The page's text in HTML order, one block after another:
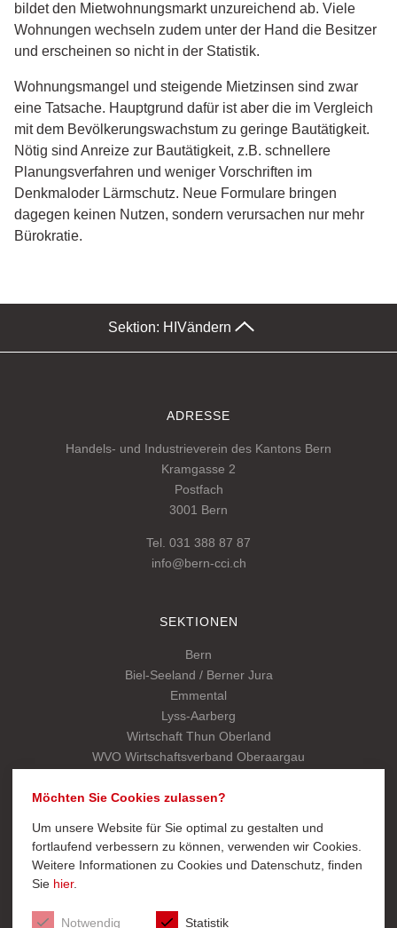
bildet den Mietwohnungsmarkt unzureichend ab. Viele
Wohnungen wechseln zudem unter der Hand die Besitzer
und erscheinen so nicht in der Statistik.
Wohnungsmangel und steigende Mietzinsen sind zwar
eine Tatsache. Hauptgrund dafür ist aber die im Vergleich
mit dem Bevölkerungswachstum zu geringe Bautätigkeit.
Nötig sind Anreize zur Bautätigkeit, z.B. schnellere
Planungsverfahren und weniger Vorschriften im
Denkmaloder Lärmschutz. Neue Formulare bringen
dagegen keinen Nutzen, sondern verursachen nur mehr
Bürokratie.
Sektion: HIVändern
Möchten Sie Cookies zulassen?
Um unsere Website für Sie optimal zu gestalten und
fortlaufend verbessern zu können, verwenden wir Cookies.
Weitere Informationen zu Cookies und Datenschutz, finden
Sie hier.
Notwendig Statistik
ADRESSE
Handels- und Industrieverein des Kantons Bern
Kramgasse 2
Postfach
3001 Bern
Tel. 031 388 87 87
info@bern-cci.ch
SEKTIONEN
Bern
Biel-Seeland / Berner Jura
Emmental
Lyss-Aarberg
Wirtschaft Thun Oberland
WVO Wirtschaftsverband Oberaargau
SCHNELLZUGRIFF
Export
Startseite Kantonalverband